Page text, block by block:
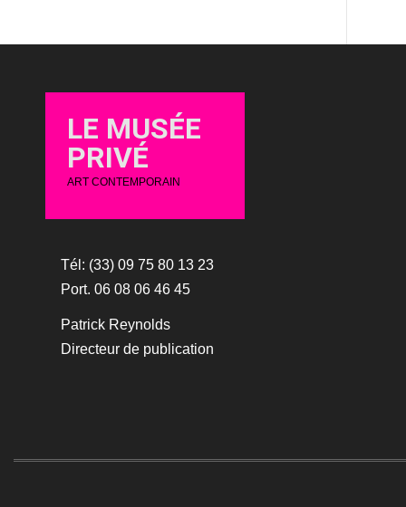
LE MUSÉE
PRIVÉ
ART CONTEMPORAIN
Tél: (33) 09 75 80 13 23
Port. 06 08 06 46 45
Patrick Reynolds
Directeur de publication